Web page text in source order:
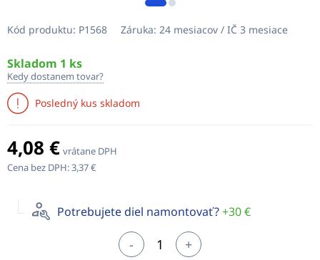
Kód produktu: P1568 Záruka: 24 mesiacov / IČ 3 mesiace
Skladom 1 ks
Kedy dostanem tovar?
Posledný kus skladom
4,08 € vrátane DPH
Cena bez DPH:3,37 €
Potrebujete diel namontovať?+30 €
- +